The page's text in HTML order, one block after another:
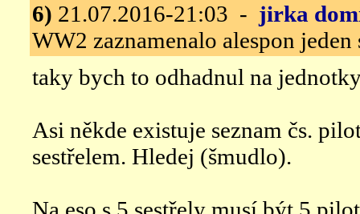
6) 21.07.2016-21:03 - jirka
WW2 zaznamenalo alespon jeden
taky bych to odhadnul na
Asi někde existuje seznam čs.
sestřelem. Hledej (šmudlo).